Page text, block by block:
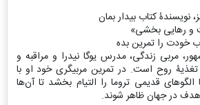
نویسندۀ کتاب بیدار بمان
رهایی بخشی»
خودت را تمرین بده
مربی زندگی، مدرس یوگا نیدرا و مراقبه و
روح است. در تمرین مربیگری خود او با
قدیمی تروما را التیام بخشد تا آن‌ها
هدف در جهان ظاهر شوند.